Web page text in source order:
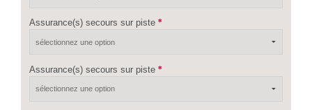
Assurance(s) secours sur piste
Assurance(s) secours sur piste